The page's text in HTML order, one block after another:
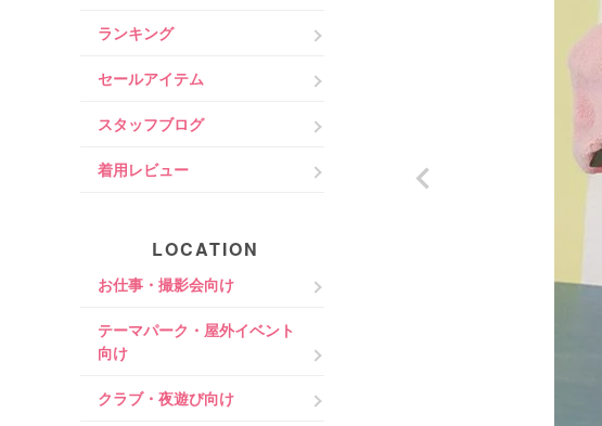
ランキング
セールアイテム
スタッフブログ
着用レビュー
LOCATION
お仕事・撮影会向け
テーマパーク・屋外イベント
向け
クラブ・夜遊び向け